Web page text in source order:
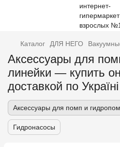
Каталог ДЛЯ НЕГО
Аксессуары для
линейки — купить
доставкой по Україні
Аксессуары для помп и
Гидронасосы